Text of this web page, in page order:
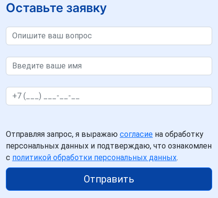
Оставьте заявку
Отправляя запрос, я выражаю согласие на обработку
персональных данных и подтверждаю, что ознакомлен
с политикой обработки персональных данных.
Отправить